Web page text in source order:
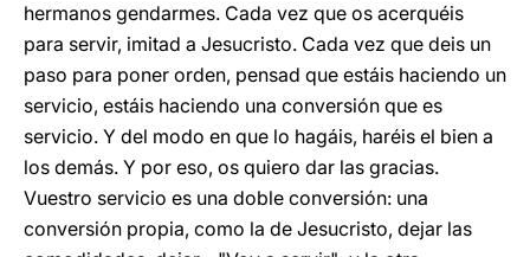
hermanos gendarmes. Cada vez que os acerquéis
para servir, imitad a Jesucristo. Cada vez que deis un
paso para poner orden, pensad que estáis haciendo un
servicio, estáis haciendo una conversión que es
servicio. Y del modo en que lo hagáis, haréis el bien a
los demás. Y por eso, os quiero dar las gracias.
Vuestro servicio es una doble conversión: una
conversión propia, como la de Jesucristo, dejar las